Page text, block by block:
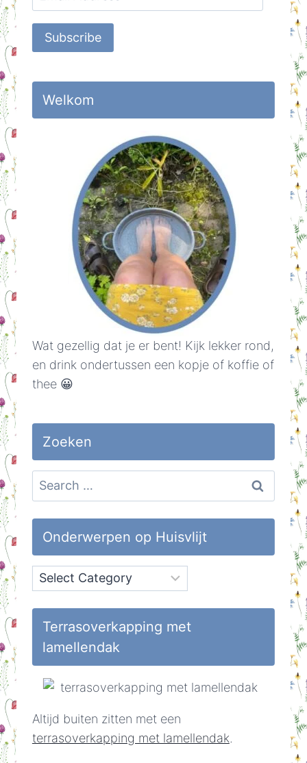
Address
Subscribe
Welkom
Wat gezellig dat je er bent! Kijk lekker rond,
en drink ondertussen een kopje of koffie of
thee 😀
Zoeken
Search
for:
Onderwerpen op Huisvlijt
Onderwerpen
op
Huisvlijt
Terrasoverkapping met
lamellendak
Altijd buiten zitten met een
terrasoverkapping met lamellendak.